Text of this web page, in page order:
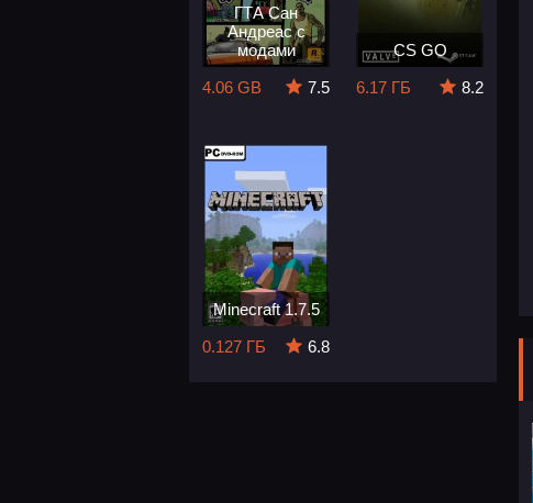
ГТА Сан
Андреас с
модами
4.06 GB
7.5
CS GO
6.17 ГБ
8.2
Minecraft 1.7.5
0.127 ГБ
6.8